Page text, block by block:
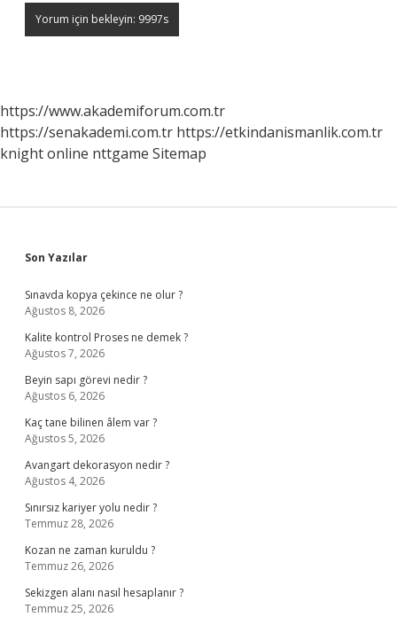
https://www.akademiforum.com.tr
https://senakademi.com.tr https://etkindanismanlik.com.tr
knight online nttgame Sitemap
Sidebar
Son Yazılar
Sınavda kopya çekince ne olur ?
Ağustos 8, 2026
Kalite kontrol Proses ne demek ?
Ağustos 7, 2026
Beyin sapı görevi nedir ?
Ağustos 6, 2026
Kaç tane bilinen âlem var ?
Ağustos 5, 2026
Avangart dekorasyon nedir ?
Ağustos 4, 2026
Sınırsız kariyer yolu nedir ?
Temmuz 28, 2026
Kozan ne zaman kuruldu ?
Temmuz 26, 2026
Sekizgen alanı nasıl hesaplanır ?
Temmuz 25, 2026